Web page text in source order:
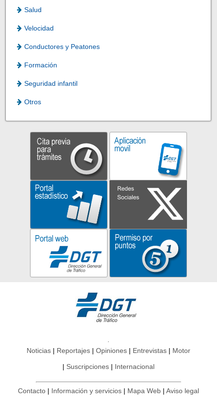
Salud
Velocidad
Conductores y Peatones
Formación
Seguridad infantil
Otros
Noticias Reportajes Opiniones Entrevistas Motor
Suscripciones Internacional
Contacto Información y servicios Mapa Web Aviso legal